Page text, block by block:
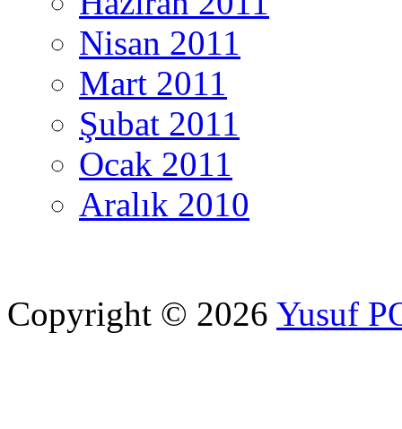
Nisan 2011
Mart 2011
Şubat 2011
Ocak 2011
Aralık 2010
Copyright © 2026 Yusuf